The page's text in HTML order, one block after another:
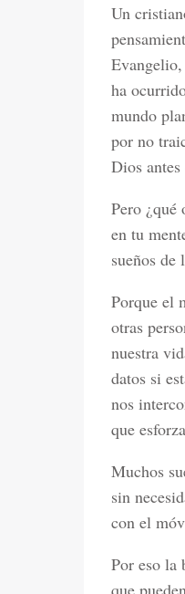
Un
Evangelio,
ha
mundo
por no
Dios
Pero ¿qué
en tu
sueños
Porque el
otras
nuestra
datos si
nos
que
Muchos
sin
con el
Por eso la
que